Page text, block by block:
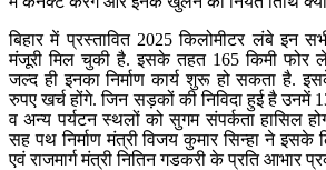
बिहार में प्रस्तावित 2025 किलोमीटर लंबे इन
मंजूरी मिल चुकी है. इसके तहत 165 किमी फोर
जल्द ही इनका निर्माण कार्य शुरू हो सकता है.
रुपए खर्च होंगे. जिन सड़कों की निविदा हुई है उनमें
व अन्य पर्यटन स्थलों को सुगम संपर्कता हासिल
सह पथ निर्माण मंत्री विजय कुमार सिन्हा ने
एवं राजमार्ग मंत्री नितिन गडकरी के प्रति आभार